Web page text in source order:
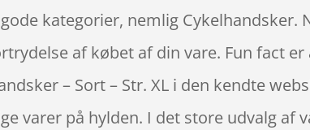
kategorier, nemlig Cykelhandsker.
af købet af din vare. Fun fact
– Sort – Str. XL i den kendte
varer på hylden. I det store udvalg